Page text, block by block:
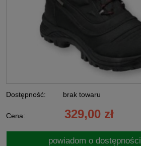
Dostępność: brak towaru
Cena: 329,00 zł
powiadom o dostępności